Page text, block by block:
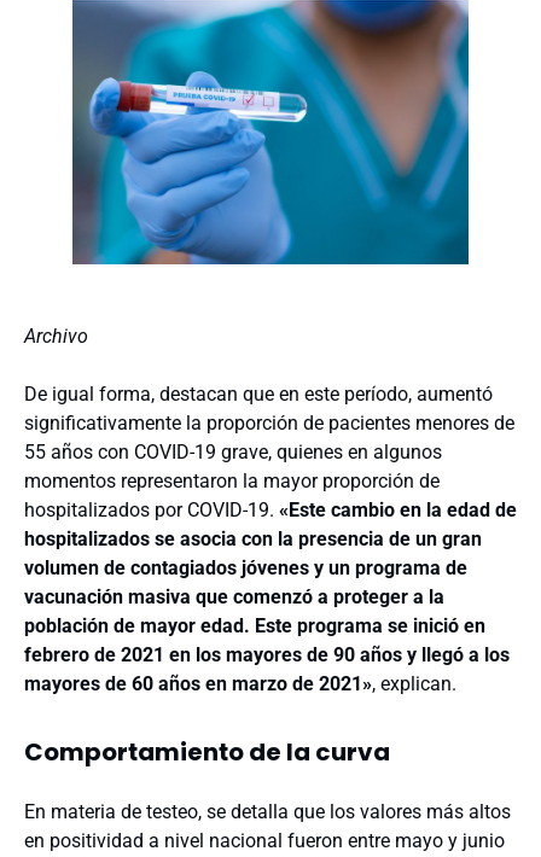
Archivo
De igual forma, destacan que en este período, aumentó
significativamente la proporción de pacientes menores de
55 años con COVID-19 grave, quienes en algunos
momentos representaron la mayor proporción de
hospitalizados por COVID-19. «Este cambio en la edad de
hospitalizados se asocia con la presencia de un gran
volumen de contagiados jóvenes y un programa de
vacunación masiva que comenzó a proteger a la
población de mayor edad. Este programa se inició en
febrero de 2021 en los mayores de 90 años y llegó a los
mayores de 60 años en marzo de 2021», explican.
Comportamiento de la curva
En materia de testeo, se detalla que los valores más altos
en positividad a nivel nacional fueron entre mayo y junio